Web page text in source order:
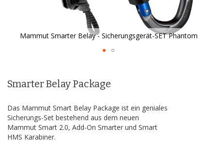
Mammut Smarter Belay - Sicherungsgerät-SET Phantom
der
Smarter Belay Package
Das Mammut Smart Belay Package ist ein geniales
Sicherungs-Set bestehend aus dem neuen
Mammut Smart 2.0, Add-On Smarter und Smart
HMS Karabiner.